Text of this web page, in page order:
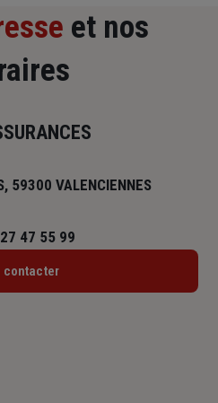
et nos
59300 VALENCIENNES
– 18h
47 55 99
contacter